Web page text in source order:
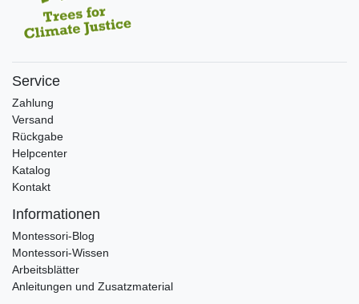
Service
Zahlung
Versand
Rückgabe
Helpcenter
Katalog
Kontakt
Informationen
Montessori-Blog
Montessori-Wissen
Arbeitsblätter
Anleitungen und Zusatzmaterial